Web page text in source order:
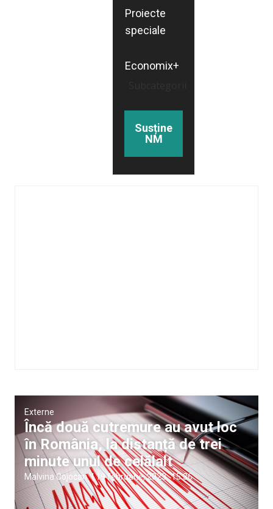
Proiecte
speciale
Economix+
Susține
NM
Externe
Încă două cutremure au avut loc
în România, la distanță de trei
minute unul de celălalt
Malvina Cojocari |19 februarie, 2023 15:36